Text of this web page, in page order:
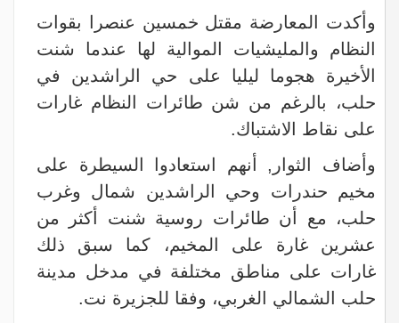
وأكدت المعارضة مقتل خمسين عنصرا بقوات
النظام والمليشيات الموالية لها عندما شنت
الأخيرة هجوما ليليا على حي الراشدين في
حلب، بالرغم من شن طائرات النظام غارات
على نقاط الاشتباك.
وأضاف الثوار, أنهم استعادوا السيطرة على
مخيم حندرات وحي الراشدين شمال وغرب
حلب، مع أن طائرات روسية شنت أكثر من
عشرين غارة على المخيم، كما سبق ذلك
غارات على مناطق مختلفة في مدخل مدينة
حلب الشمالي الغربي، وفقا للجزيرة نت.